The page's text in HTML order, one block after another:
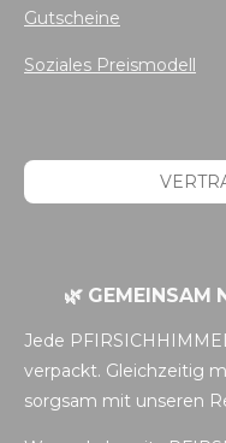
Gutscheine
Soziales Preismodell
🌿 GEMEINSAM
Jede
verpackt. Gleichzeitig
sorgsam mit unseren